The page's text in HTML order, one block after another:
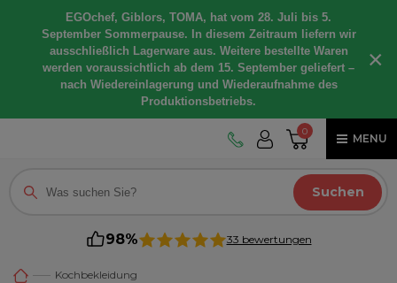
EGOchef, Giblors, TOMA, hat vom 28. Juli bis 5.
September Sommerpause. In diesem Zeitraum liefern wir
ausschließlich Lagerware aus. Weitere bestellte Waren
werden voraussichtlich ab dem 15. September geliefert –
nach Wiedereinlagerung und Wiederaufnahme des
Produktionsbetriebs.
×
0
MENU
Suchen
98% 33 bewertungen
Kochbekleidung